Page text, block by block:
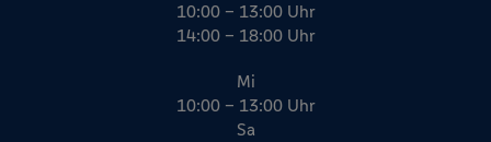
10:00 – 13:00 Uhr
14:00 – 18:00 Uhr
Mi
10:00 – 13:00 Uhr
Sa